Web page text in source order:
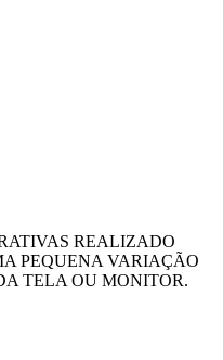
REALIZADO
PEQUENA VARIAÇÃO
TELA OU MONITOR.